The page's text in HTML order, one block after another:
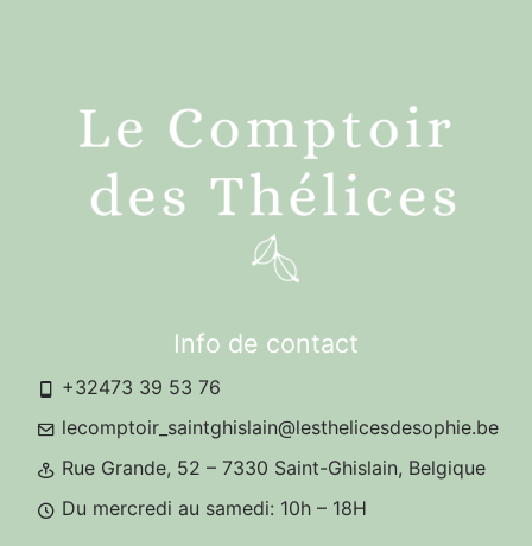
Info de contact
+32473 39 53 76
lecomptoir_saintghislain@lesthelicesdesophie.be
Rue Grande, 52 – 7330 Saint-Ghislain, Belgique
Du mercredi au samedi: 10h – 18H